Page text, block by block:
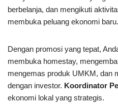
berbelanja, dan mengikuti
membuka peluang ekonomi baru.
Dengan promosi yang tepat,
membuka homestay,
mengemas produk UMKM, dan
dengan investor. Koordinator
ekonomi lokal yang strategis.